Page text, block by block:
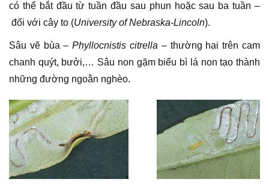
có thể bắt đầu từ tuần đầu sau phun hoặc sau ba tuần –
đối với cây to (University of Nebraska-Lincoln).
Sâu vẽ bùa –Phyllocnistis citrella – thường hại trên cam
chanh quýt, bưởi,… Sâu non gặm biểu bì lá non tạo thành
những đường ngoằn nghèo.